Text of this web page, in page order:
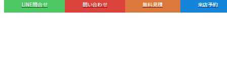
LINE問合せ 問い合わせ 無料見積 来店予約